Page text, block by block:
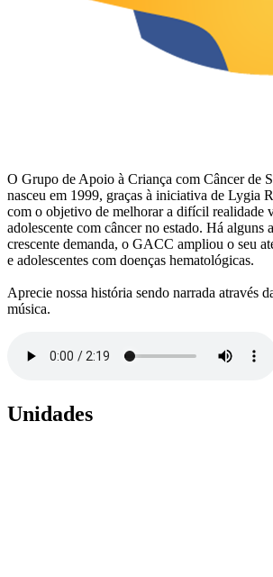
O Grupo de Apoio à Criança com Câncer de
nasceu em 1999, graças à iniciativa de Lygia
com o objetivo de melhorar a difícil realidade
adolescente com câncer no estado. Há alguns
crescente demanda, o GACC ampliou o seu
e adolescentes com doenças hematológicas.
Aprecie nossa história sendo narrada através
música.
Unidades